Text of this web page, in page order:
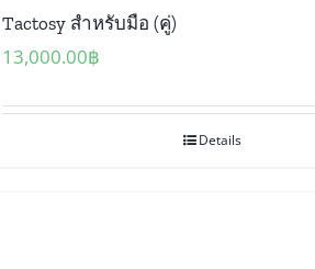
Tactosy สำหรับมือ (คู่)
13,000.00฿
Details